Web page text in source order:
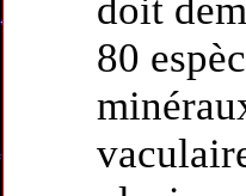
doit
80